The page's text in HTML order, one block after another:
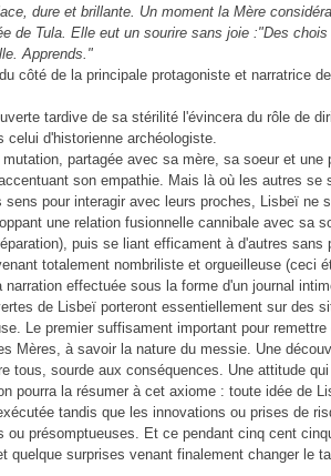
dure et brillante. Un moment la Mère
de Tula. Elle eut un sourire sans joie :"Des
Apprends."
côté de la principale protagoniste et narratrice
tardive de sa stérilité l'évincera du rôle de
celui d'historienne archéologiste.
partagée avec sa mère, sa soeur et une
son empathie. Mais là où les autres se
pour interagir avec leurs proches, Lisbeï ne
une relation fusionnelle cannibale avec sa
puis se liant efficament à d'autres sans
totalement nombriliste et orgueilleuse (ceci
effectuée sous la forme d'un journal
de Lisbeï porteront essentiellement sur des
Le premier suffisament important pour
Mères, à savoir la nature du messie. Une
tous, sourde aux conséquences. Une attitude
pourra la résumer à cet axiome : toute idée de
tandis que les innovations ou prises de
ou présomptueuses. Et ce pendant cinq cent
quelque surprises venant finalement changer le